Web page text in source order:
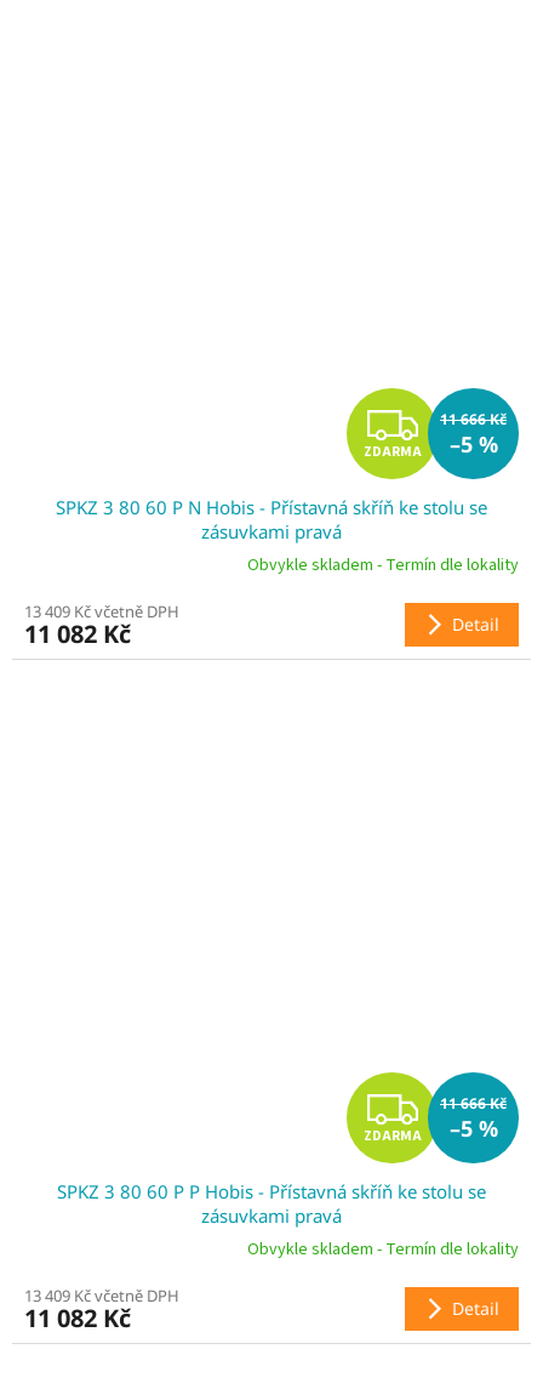
Z
D
A
R
M
ZDARMA
11 666 Kč
–5 %
SPKZ 3 80 60 P N Hobis - Přístavná skříň ke stolu se
zásuvkami pravá
Obvykle skladem - Termín dle lokality
13 409 Kč včetně DPH
11 082 Kč Detail
Z
D
A
R
M
ZDARMA
11 666 Kč
–5 %
SPKZ 3 80 60 P P Hobis - Přístavná skříň ke stolu se
zásuvkami pravá
Obvykle skladem - Termín dle lokality
13 409 Kč včetně DPH
11 082 Kč Detail